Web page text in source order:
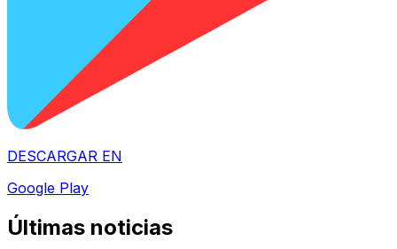
DESCARGAR EN
Google Play
Últimas noticias